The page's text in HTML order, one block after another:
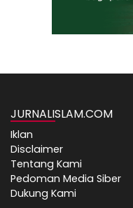
JURNALISLAM.COM
Iklan
Disclaimer
Tentang Kami
Pedoman Media Siber
Dukung Kami